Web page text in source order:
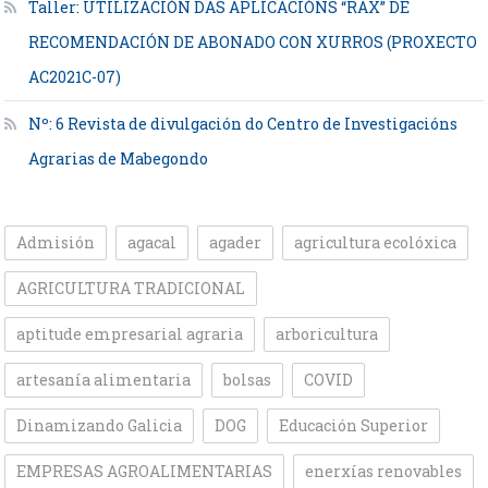
Taller: UTILIZACIÓN DAS APLICACIÓNS “RAX” DE
RECOMENDACIÓN DE ABONADO CON XURROS (PROXECTO
AC2021C-07)
Nº: 6 Revista de divulgación do Centro de Investigacións
Agrarias de Mabegondo
Admisión agacal agader agricultura ecolóxica
AGRICULTURA TRADICIONAL
aptitude empresarial agraria arboricultura
artesanía alimentaria bolsas COVID
Dinamizando Galicia DOG Educación Superior
EMPRESAS AGROALIMENTARIAS enerxías renovables